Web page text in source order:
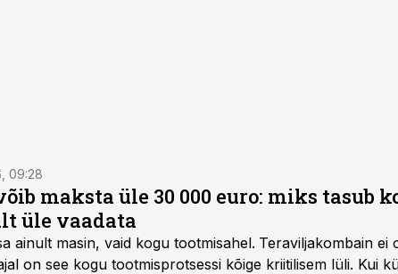
09:28
maksta üle 30 000 euro: miks tasub
üle vaadata
ainult masin, vaid kogu tootmisahel. Teraviljakombain ei
on see kogu tootmisprotsessi kõige kriitilisem lüli. Kui